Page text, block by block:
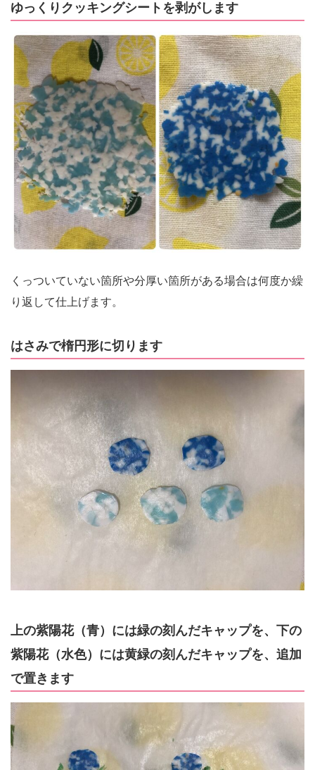
ゆっくりクッキングシートを剥がします
くっついていない箇所や分厚い箇所がある場合は何度か繰
り返して仕上げます。
はさみで楕円形に切ります
上の紫陽花（青）には緑の刻んだキャップを、下の
紫陽花（水色）には黄緑の刻んだキャップを、追加
で置きます